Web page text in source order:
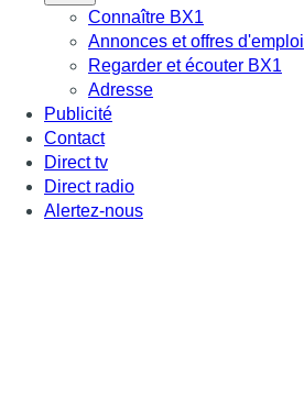
Connaître BX1
Annonces et offres d'emploi
Regarder et écouter BX1
Adresse
Publicité
Contact
Direct tv
Direct radio
Alertez-nous